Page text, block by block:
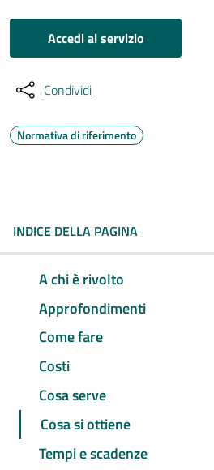
Accedi al servizio
Condividi
Normativa di riferimento
INDICE DELLA PAGINA
A chi è rivolto
Approfondimenti
Come fare
Costi
Cosa serve
Cosa si ottiene
Tempi e scadenze